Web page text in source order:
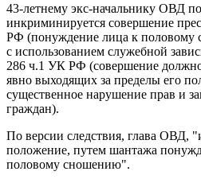
43-летнему экс-начальнику ОВД
инкриминируется совершение
РФ (понуждение лица к половому
с использованием служебной
286 ч.1 УК РФ (совершение
явно выходящих за пределы его
существенное нарушение прав и
граждан).
По версии следствия, глава ОВД,
положение, путем шантажа
половому сношению".